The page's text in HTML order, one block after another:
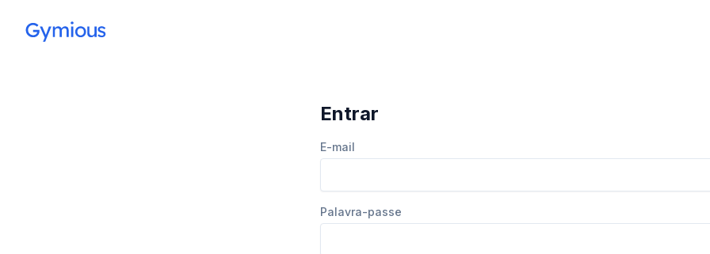
Entrar
E-mail
Palavra-passe